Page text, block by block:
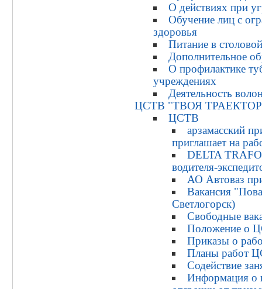
О действиях при
Обучение лиц с
здоровья
Питание в
Дополнительное
О профилактике
учреждениях
Деятельность
ЦСТВ "ТВОЯ
ЦСТВ
арзамасский
приглашает на
DELTA
водителя-
АО Автоваз
Вакансия
Светлогорск)
Свободные
Положение
Приказы о
Планы работ
Содействие
Информация о